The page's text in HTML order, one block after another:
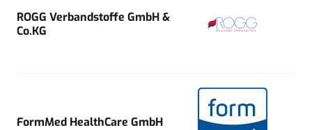
ROGG Verbandstoffe GmbH &
Co.KG
FormMed HealthCare GmbH